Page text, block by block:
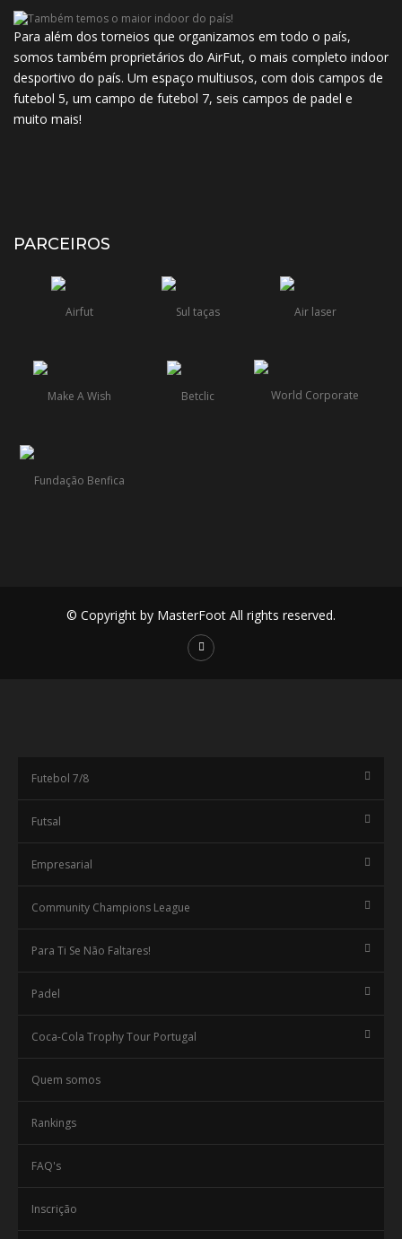
Para além dos torneios que organizamos em todo o país,
somos também proprietários do AirFut, o mais completo indoor
desportivo do país. Um espaço multiusos, com dois campos de
futebol 5, um campo de futebol 7, seis campos de padel e
muito mais!
PARCEIROS
© Copyright by MasterFoot All rights reserved.
Futebol 7/8
Futsal
Empresarial
Community Champions League
Para Ti Se Não Faltares!
Padel
Coca-Cola Trophy Tour Portugal
Quem somos
Rankings
FAQ's
Inscrição